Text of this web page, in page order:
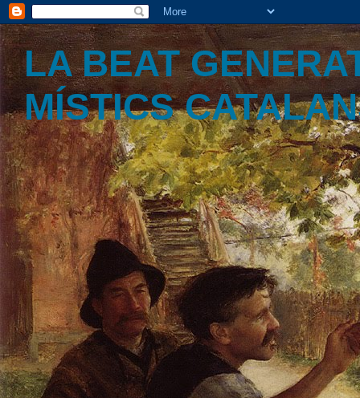
LA BEAT
MÍSTICS